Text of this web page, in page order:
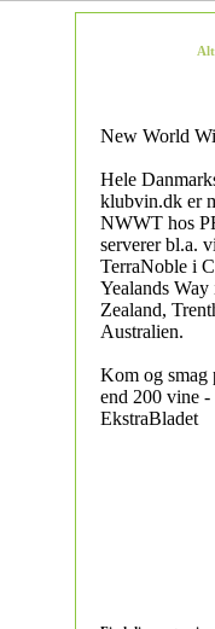
New World
Hele
klubvin.dk er
NWWT hos
serverer bl.a.
TerraNoble i
Yealands
Zealand,
Australien.
Kom og smag
end 200 vine
EkstraBladet